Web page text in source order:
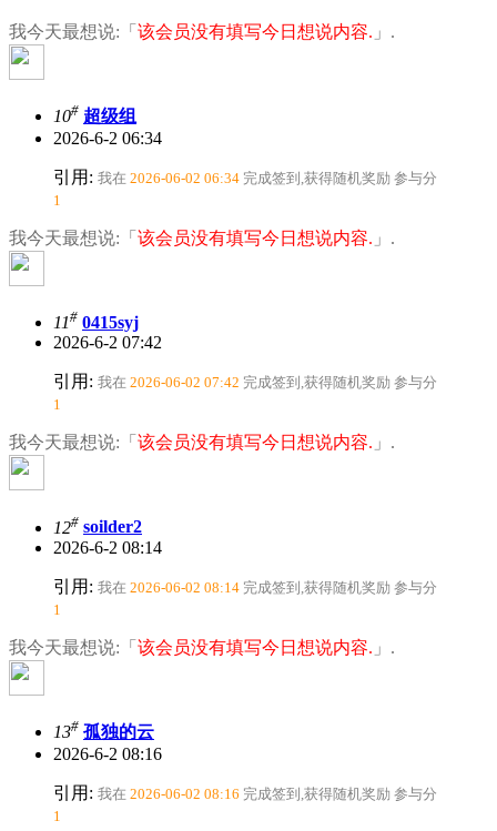
我今天最想说:「 该会员没有填写今日想说内容. 」.
10# 超级组
2026-6-2 06:34
引用: 我在 2026-06-02 06:34 完成签到,获得随机奖励 参与分
1
我今天最想说:「 该会员没有填写今日想说内容. 」.
11# 0415syj
2026-6-2 07:42
引用: 我在 2026-06-02 07:42 完成签到,获得随机奖励 参与分
1
我今天最想说:「 该会员没有填写今日想说内容. 」.
12# soilder2
2026-6-2 08:14
引用: 我在 2026-06-02 08:14 完成签到,获得随机奖励 参与分
1
我今天最想说:「 该会员没有填写今日想说内容. 」.
13# 孤独的云
2026-6-2 08:16
引用: 我在 2026-06-02 08:16 完成签到,获得随机奖励 参与分
1